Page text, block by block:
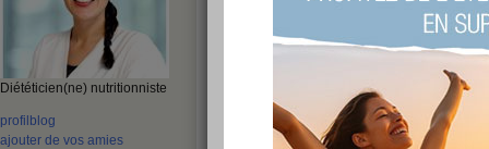
Diététicien(ne) nutritionniste
profil blog
ajouter de vos amies
La rencontre du 8
prochain à
publié le 17/12/2013 à 14:57